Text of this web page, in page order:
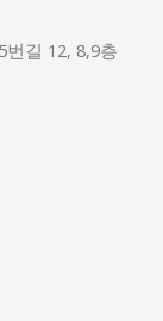
길 12, 8,9층